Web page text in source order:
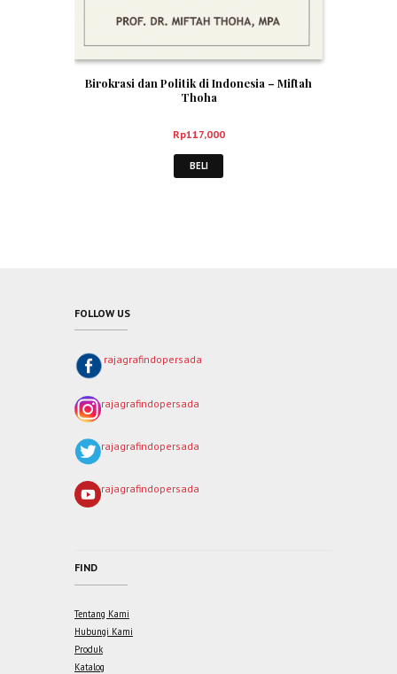
Birokrasi dan Politik di Indonesia – Miftah
Thoha
Rp117,000
BELI
FOLLOW US
rajagrafindopersada
rajagrafindopersada
rajagrafindopersada
rajagrafindopersada
FIND
Tentang Kami
Hubungi Kami
Produk
Katalog